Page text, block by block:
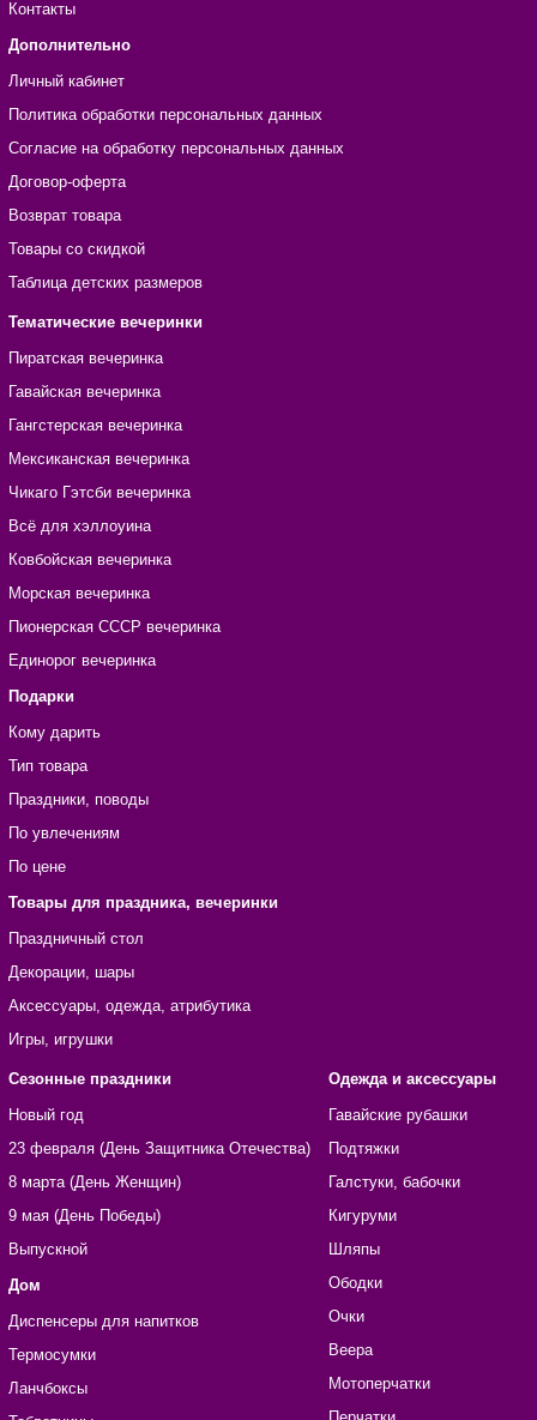
Контакты
Дополнительно
Личный кабинет
Политика обработки персональных данных
Согласие на обработку персональных данных
Договор-оферта
Возврат товара
Товары со скидкой
Таблица детских размеров
Тематические вечеринки
Пиратская вечеринка
Гавайская вечеринка
Гангстерская вечеринка
Мексиканская вечеринка
Чикаго Гэтсби вечеринка
Всё для хэллоуина
Ковбойская вечеринка
Морская вечеринка
Пионерская СССР вечеринка
Единорог вечеринка
Подарки
Кому дарить
Тип товара
Праздники, поводы
По увлечениям
По цене
Товары для праздника, вечеринки
Праздничный стол
Декорации, шары
Аксессуары, одежда, атрибутика
Игры, игрушки
Сезонные праздники
Новый год
23 февраля (День Защитника Отечества)
8 марта (День Женщин)
9 мая (День Победы)
Выпускной
Дом
Диспенсеры для напитков
Термосумки
Ланчбоксы
Одежда и аксессуары
Гавайские рубашки
Подтяжки
Галстуки, бабочки
Кигуруми
Шляпы
Ободки
Очки
Веера
Мотоперчатки